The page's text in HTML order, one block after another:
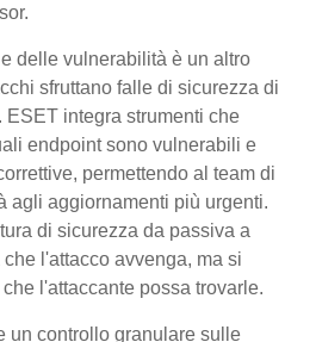
delle vulnerabilità è un altro
sfruttano falle di sicurezza di
integra strumenti che
endpoint sono vulnerabili e
permettendo al team di
agli aggiornamenti più urgenti.
di sicurezza da passiva a
l'attacco avvenga, ma si
l'attaccante possa trovarle.
un controllo granulare sulle